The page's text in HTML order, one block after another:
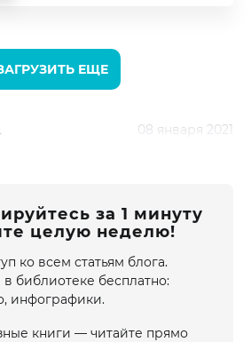
ЕЩЕ
08 января 2021
за 1 минуту
целую неделю!
ко всем статьям блога.
библиотеке бесплатно:
инфографики.
книги — читайте прямо